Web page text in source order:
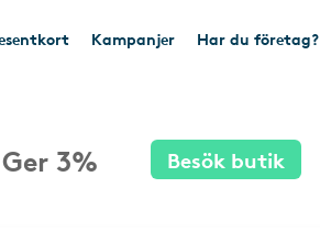
Kampanjer Har du företag?
Ger 3% Besök butik